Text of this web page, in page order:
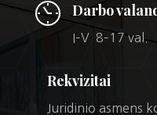
Darbo
I–V 8–17 val.
Rekvizitai
Juridinio asmens